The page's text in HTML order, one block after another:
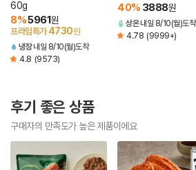
8%5961원
프라임특가 4730원
60g
냉장 내일 8/10(월)도착
4.8 (9573)
40% 3888원
상온 내일 8/10(월)도착
4.78 (9999+)
후기 좋은 상품
구매자의 만족도가 높은 제품이에요